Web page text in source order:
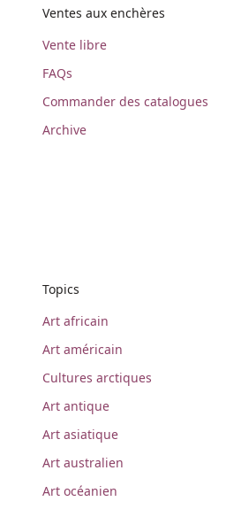
Ventes aux enchères
Vente libre
FAQs
Commander des catalogues
Archive
Topics
Art africain
Art américain
Cultures arctiques
Art antique
Art asiatique
Art australien
Art océanien